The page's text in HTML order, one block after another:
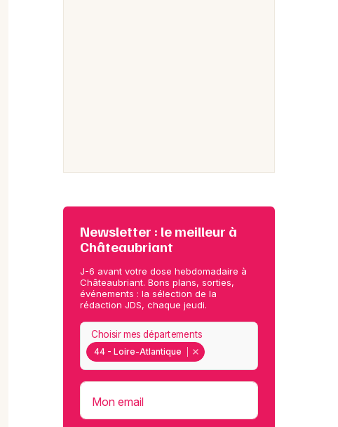
Newsletter : le meilleur à
Châteaubriant
J-6 avant votre dose hebdomadaire à
Châteaubriant. Bons plans, sorties,
événements : la sélection de la
rédaction JDS, chaque jeudi.
44 - Loire-Atlantique
Choisir mes départements
Mon email